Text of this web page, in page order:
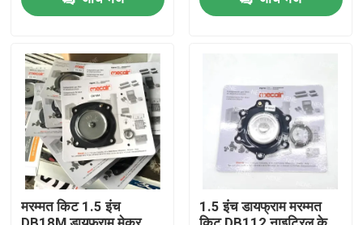
उत्पाद
वीडियो
हमारे बारे में
VEM408 के लिए
मरम्मत किट 1.5 इंच
1.5 इंच डायफ्राम मरम्मत